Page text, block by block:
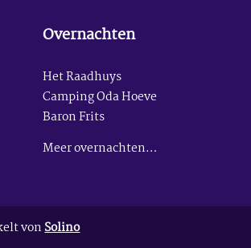
Overnachten
Het Raadhuys
Camping Oda Hoeve
Baron Frits
Meer overnachten…
vonSolino